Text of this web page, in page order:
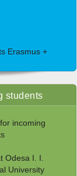
Erasmus +
students
incoming
Odesa I. I.
University